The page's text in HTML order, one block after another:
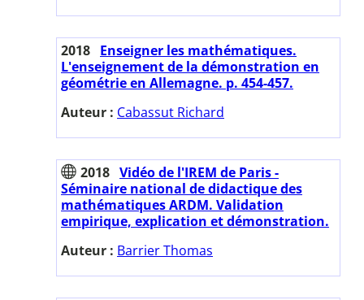
2018 Enseigner les mathématiques.
L'enseignement de la démonstration en
géométrie en Allemagne. p. 454-457.
Auteur : Cabassut Richard
2018 Vidéo de l'IREM de Paris -
Séminaire national de didactique des
mathématiques ARDM. Validation
empirique, explication et démonstration.
Auteur : Barrier Thomas